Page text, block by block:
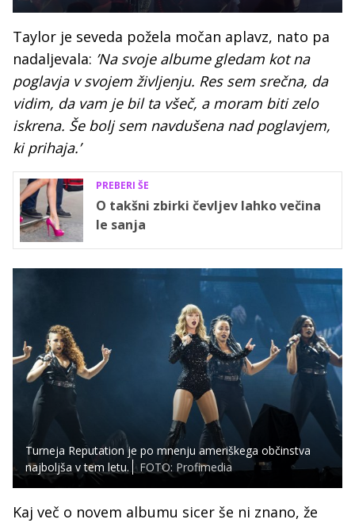
Taylor je seveda požela močan aplavz, nato pa
nadaljevala: ’Na svoje albume gledam kot na
poglavja v svojem življenju. Res sem srečna, da
vidim, da vam je bil ta všeč, a moram biti zelo
iskrena. Še bolj sem navdušena nad poglavjem,
ki prihaja.’
PREBERI ŠE
O takšni zbirki čevljev lahko večina
le sanja
Turneja Reputation je po mnenju ameriškega občinstva
najboljša v tem letu.
FOTO: Profimedia
Kaj več o novem albumu sicer še ni znano, že